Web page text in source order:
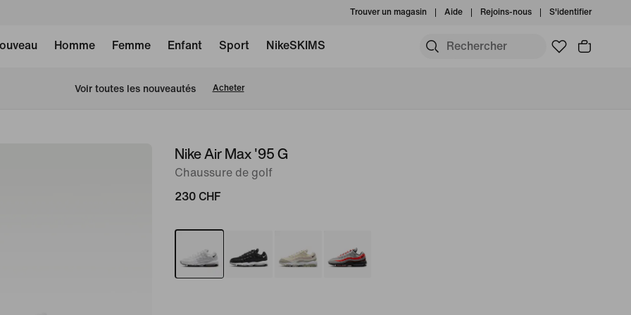
Trouver un magasin Aide Rejoins-nous S'identifier
Homme Femme Enfant Sport NikeSKIMS
Voir toutes les nouveautés Acheter
image 1Nike Air Max '95 G
Chaussure de golf
230 CHF